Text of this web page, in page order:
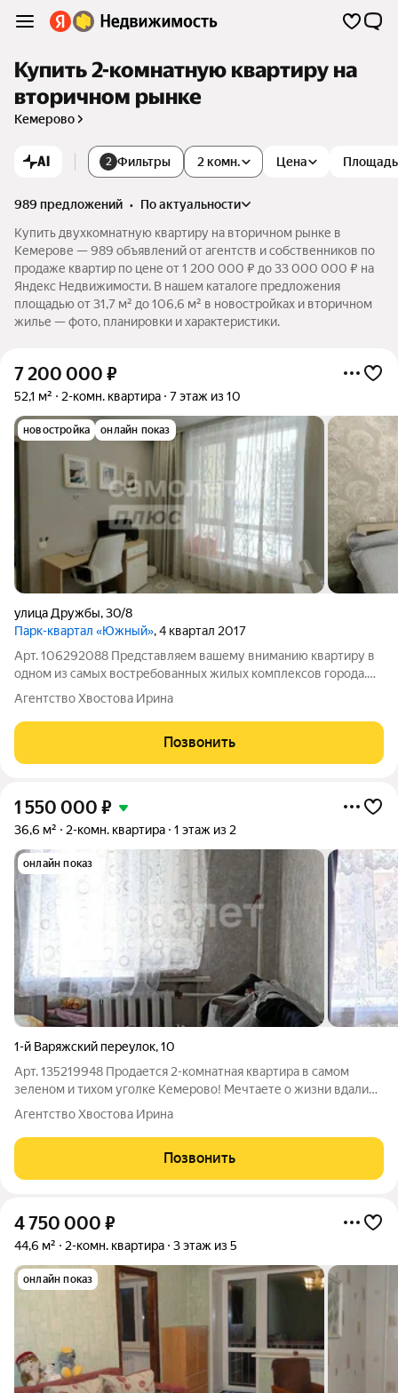
Купить 2-комнатную квартиру на
вторичном рынке
Кемерово
AI 2 Фильтры 2 комн. Цена Площадь
989 предложений •
по актуальности
Купить двухкомнатную квартиру на вторичном рынке в
Кемерове — 989 объявлений от агентств и собственников по
продаже квартир по цене от 1 200 000 ₽ до 33 000 000 ₽ на
Яндекс Недвижимости. В нашем каталоге предложения
площадью от 31,7 м² до 106,6 м² в новостройках и вторичном
жилье — фото, планировки и характеристики.
7 200 000 ₽
52,1 м² 2-комн. квартира 7 этаж из 10
новостройка онлайн показ
улица Дружбы,30/8
Парк-квартал «Южный», 4 квартал 2017
Арт. 106292088 Представляем вашему вниманию квартиру в
одном из самых востребованных жилых комплексов города.
Почему эта квартира отличный выбор: Панорамные окна
выходят в уютный благоустроенный двор закрытый, тихий и
безопасный. Грамотная
Агентство Хвостова Ирина
Позвонить
1 550 000 ₽
36,6 м² 2-комн. квартира 1 этаж из 2
онлайн показ
1-й Варяжский переулок,10
Арт. 135219948 Продается 2-комнатная квартира в самом
зеленом и тихом уголке Кемерово! Мечтаете о жизни вдали
от городской суеты, но при этом с легким доступом ко всем
удобствам? Эта квартира ваш идеальный вариант!
Преимущества, которые вы
Агентство Хвостова Ирина
Позвонить
4 750 000 ₽
44,6 м² 2-комн. квартира 3 этаж из 5
онлайн показ